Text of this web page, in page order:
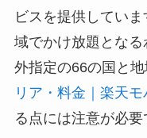
ビスを提供してい
域でかけ放題とな
外指定の66の国と地
リア・料金｜楽天
る点には注意が必要